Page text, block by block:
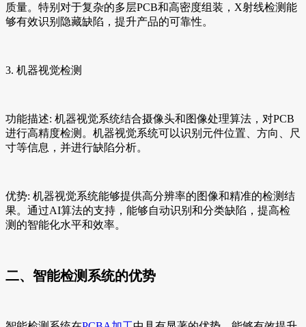
质量。特别对于复杂的多层PCB和高密度组装，X射线检测能
够有效识别隐藏缺陷，提升产品的可靠性。
3. 机器视觉检测
功能描述: 机器视觉系统结合摄像头和图像处理算法，对PCB
进行高精度检测。机器视觉系统可以识别元件位置、方向、尺
寸等信息，并进行缺陷分析。
优势: 机器视觉系统能够提供高分辨率的图像和精准的检测结
果。通过AI算法的支持，能够自动识别和分类缺陷，提高检
测的智能化水平和效率。
二、智能检测系统的优势